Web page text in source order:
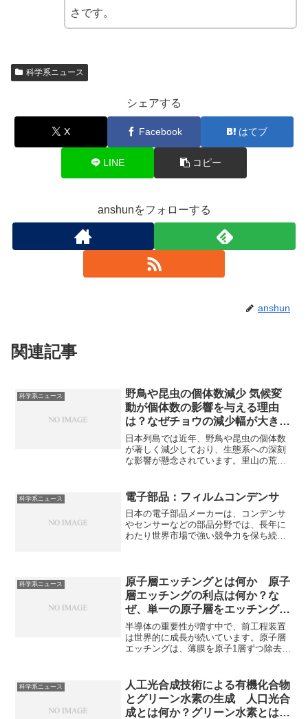
さです。
科学系ニュース
シェアする
X Facebook はてブ
LINE コピー
anshunをフォローする
anshun
関連記事
科学系ニュース
野鳥や昆虫の個体数減少 気候変
動が個体数の影響を与える理由
は？なぜチョウの減少幅が大きい
のか？
日本列島では近年、野鳥や昆虫の個体数
が著しく減少しており、生態系への深刻
な影響が懸念されています。里山の荒廃
体数に影響を持つ理由、生物にやさしい
農業に必要なもの、チョウが特に減少幅
が大きい理由などを知ることができま
す。
科学系ニュース 電子部品：フィルムコンデンサ
日本の電子部品メーカーは、コンデンサ
やセンサーなどの部品分野では、長年に
わたり世界市場で強い競争力を保ち続け
波数による容量の変化が少ないという特
徴があります。温度や電圧の影響を受け
にくい理由を知ることができます。
科学系ニュース
原子層エッチングとは何か 原子
層エッチングの利点は何か？な
ぜ、単一の原子層をエッチングで
きるのか？
半導体の重要性が増す中で、前工程装置
は世界的に成長が続いています。原子層
エッチングは、薄膜を原子1層ずつ除去す
す。なぜ単一の原子層をエッチングでき
るのかどのようなガスが使用されるのか
を知ることができます。
科学系ニュース
人工光合成技術による有機化合物
とグリーン水素の生成 人口光合
成とは何か？グリーン水素とは何